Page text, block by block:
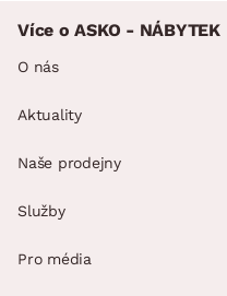
Více o ASKO - NÁBYTEK
O nás
Aktuality
Naše prodejny
Služby
Pro média